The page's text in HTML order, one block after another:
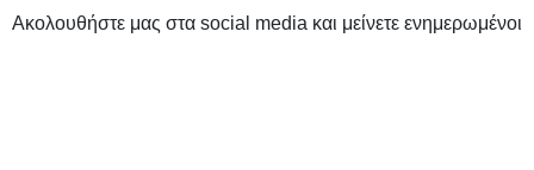
Ακολουθήστε μας στα social media και μείνετε ενημερωμένοι